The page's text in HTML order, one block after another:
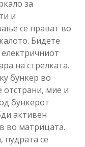
за
и
се прават во
Бидете
на стрелката.
бункер во
мие и
бункерот
активен
во матрицата.
пудрата се